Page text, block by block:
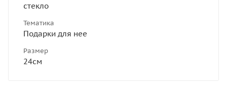
стекло
Тематика
Подарки для нее
Размер
24см